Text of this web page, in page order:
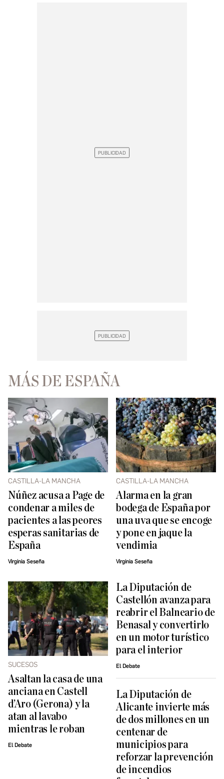
MÁS DE ESPAÑA
CASTILLA-LA MANCHA
Núñez acusa a Page de
condenar a miles de
pacientes a las peores
esperas sanitarias de
España
Virginia Seseña
CASTILLA-LA MANCHA
Alarma en la gran
bodega de España por
una uva que se encoge
y pone en jaque la
vendimia
Virginia Seseña
SUCESOS
Asaltan la casa de una
anciana en Castell
d’Aro (Gerona) y la
atan al lavabo
mientras le roban
El Debate
La Diputación de
Castellón avanza para
reabrir el Balneario de
Benasal y convertirlo
en un motor turístico
para el interior
El Debate
La Diputación de
Alicante invierte más
de dos millones en un
centenar de
municipios para
reforzar la prevención
de incendios